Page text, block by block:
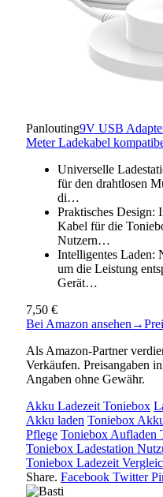
Panlouting9V USB
Meter Ladekabel
Universelle
für den drahtlosen
di…
Praktisches Design:
Kabel für die
Nutzern…
Intelligentes Laden:
um die Leistung
Gerät…
7,50 €
Bei Amazon ansehen →
Als Amazon-Partner
Verkäufen. Preisangaben
Angaben ohne Gewähr.
Akku Ladezeit Toniebox
Akku laden Toniebox
Pflege Toniebox Aufladen
Toniebox Ladestation
Toniebox Ladezeit
Share. Facebook Twitter